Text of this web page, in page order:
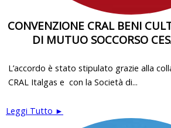
CONVENZIONE CRAL BENI
DI MUTUO SOCCORSO
L’accordo è stato stipulato grazie alla
CRAL Italgas e con la Società di...
Leggi Tutto ►